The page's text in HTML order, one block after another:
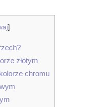
]
złotym
chromu